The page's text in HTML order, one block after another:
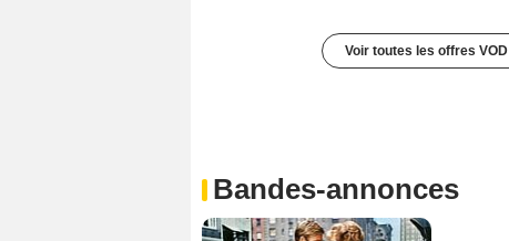
Voir toutes les offres VOD
Bandes-annonces